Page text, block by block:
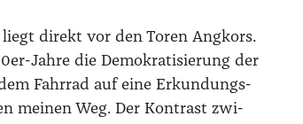
direkt vor den Toren Ang­kors.
Jah­re die Demo­kra­ti­sie­rung der
Fahr­rad auf eine Erkun­dungs­
mei­nen Weg. Der Kon­trast zwi­